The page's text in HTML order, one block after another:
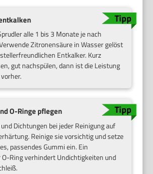
alle 1 bis 3 Monate je nach
Zitronensäure in Wasser gelöst
Entkalker. Kurz
gut nachspülen, dann ist die Leistung
O-Ringe pflegen
Dichtungen bei jeder Reinigung auf
Reinige sie vorsichtig und setze
passendes Gummi ein. Ein
O-Ring verhindert Undichtigkeiten und